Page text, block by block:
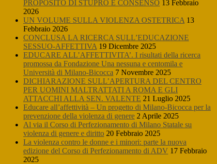
PROPOSITO DI STUPRO E CONSENSO 13 Febbraio
2026
UN VOLUME SULLA VIOLENZA OSTETRICA 13
Febbraio 2026
CONCLUSA LA RICERCA SULL’EDUCAZIONE
SESSUO-AFFETTIVA 19 Dicembre 2025
EDUCARE ALL’AFFETTIVITA’. I risultati della ricerca
promossa da Fondazione Una nessuna e centomila e
Università di Milano-Bicocca 7 Novembre 2025
DICHIARAZIONE SULL’APERTURA DEL CENTRO
PER UOMINI MALTRATTATI A ROMA E GLI
ATTACCHI ALLA SEN. VALENTE 21 Luglio 2025
Educare all’affettività – Un progetto di Milano-Bicocca per la
prevenzione della violenza di genere 2 Aprile 2025
Al via il Corso di Perfezionamento di Milano Statale su
violenza di genere e diritto 20 Febbraio 2025
La violenza contro le donne e i minori: parte la nuova
edizione del Corso di Perfezionamento di ADV 17 Febbraio
2025